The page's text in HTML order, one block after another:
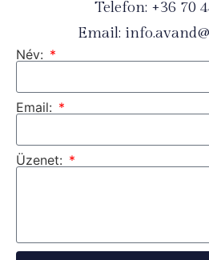
Név:
Email:
Üzenet:
Telefon: +36 70
Email: